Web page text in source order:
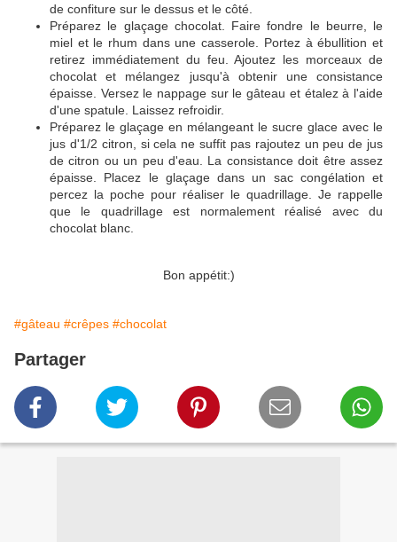
de confiture sur le dessus et le côté.
Préparez le glaçage chocolat. Faire fondre le beurre, le
miel et le rhum dans une casserole. Portez à ébullition et
retirez immédiatement du feu. Ajoutez les morceaux de
chocolat et mélangez jusqu'à obtenir une consistance
épaisse. Versez le nappage sur le gâteau et étalez à l'aide
d'une spatule. Laissez refroidir.
Préparez le glaçage en mélangeant le sucre glace avec le
jus d'1/2 citron, si cela ne suffit pas rajoutez un peu de jus
de citron ou un peu d'eau. La consistance doit être assez
épaisse. Placez le glaçage dans un sac congélation et
percez la poche pour réaliser le quadrillage. Je rappelle
que le quadrillage est normalement réalisé avec du
chocolat blanc.
Bon appétit:)
#gâteau #crêpes #chocolat
Partager